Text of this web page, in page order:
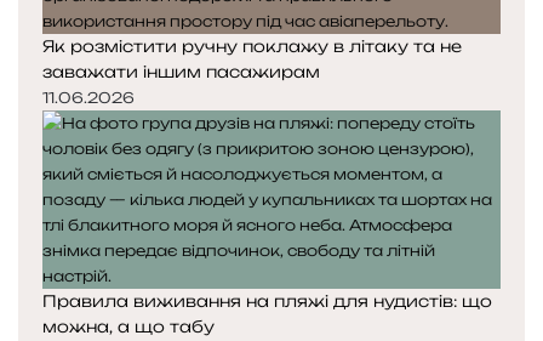
Як розмістити ручну поклажу в літаку та не
заважати іншим пасажирам
11.06.2026
Правила виживання на пляжі для нудистів: що
можна, а що табу